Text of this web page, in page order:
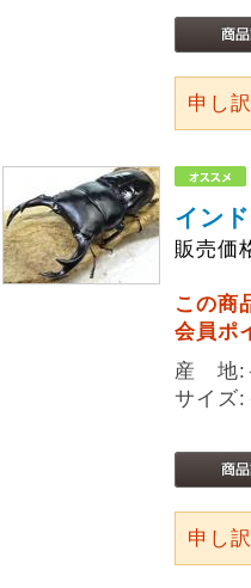
申し
イン
販売価
この商
会員ポ
産 地:
サイ
申し